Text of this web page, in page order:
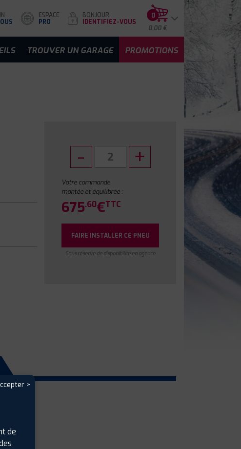
ESPACE
PRO
BONJOUR,
IDENTIFIEZ-VOUS
0
0.00 €
TROUVER UN GARAGE PROMOTIONS
Votre commande
montée et équilibrée :
675.60€TTC
FAIRE INSTALLER CE PNEU
Sous réserve de disponibilité en agence
>
de